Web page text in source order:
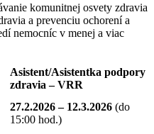
komunitnej osvety zdravia
a prevenciu ochorení a
nemocníc v menej a viac
Asistent/Asistentka podpory
zdravia – VRR
27.2.2026 – 12.3.2026(do
15:00 hod.)